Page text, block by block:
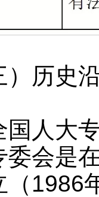
历史
大专
委会是
（1986